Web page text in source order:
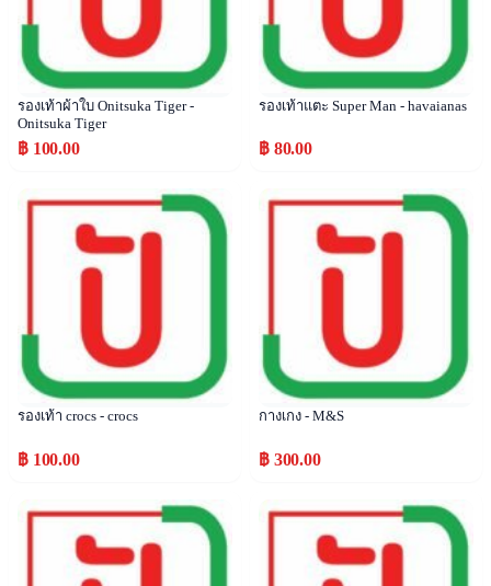
รองเท้าผ้าใบ Onitsuka Tiger -
Onitsuka Tiger
฿ 100.00
รองเท้าแตะ Super Man - havaianas
฿ 80.00
Popular
รองเท้า crocs - crocs
฿ 100.00
Popular
กางเกง - M&S
฿ 300.00
Popular Popular